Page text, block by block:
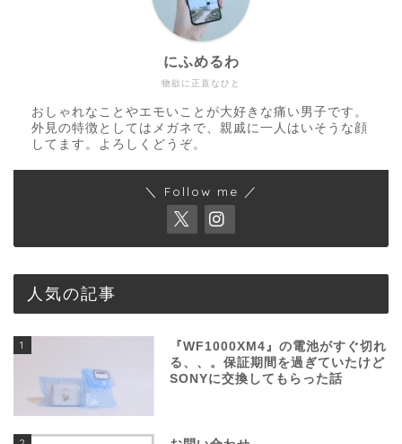
物欲に正直なひと
にふめるわ
おしゃれなことやエモいことが大好きな痛い男子です。
外見の特徴としてはメガネで、親戚に一人はいそうな顔
してます。よろしくどうぞ。
＼ Follow me ／
人気の記事
1
『WF1000XM4』の電池がすぐ切れ
る、、。保証期間を過ぎていたけど
SONYに交換してもらった話